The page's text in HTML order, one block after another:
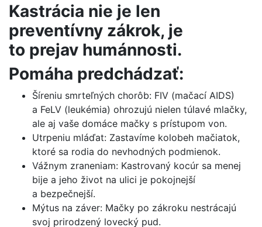
Kastrácia nie je len
preventívny zákrok, je
to prejav humánnosti.
Pomáha predchádzať:
Šíreniu smrteľných chorôb: FIV (mačací AIDS)
a FeLV (leukémia) ohrozujú nielen túlavé mlačky,
ale aj vaše domáce mačky s prístupom von.
Utrpeniu mláďat: Zastavíme kolobeh mačiatok,
ktoré sa rodia do nevhodných podmienok.
Vážnym zraneniam: Kastrovaný kocúr sa menej
bije a jeho život na ulici je pokojnejší
a bezpečnejší.
Mýtus na záver: Mačky po zákroku nestrácajú
svoj prirodzený lovecký pud.